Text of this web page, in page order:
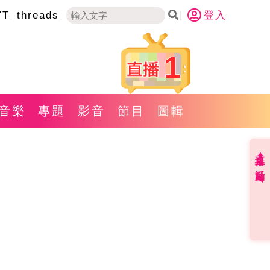
threads 登入
1
樂 專題 影音 節目 圖輯
直播✦活動